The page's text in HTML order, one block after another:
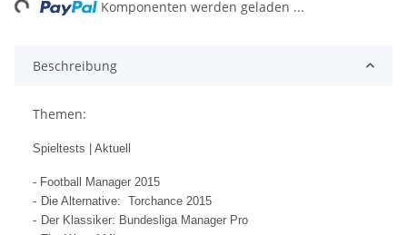
Komponenten werden geladen ...
Beschreibung
Themen:
Spieltests | Aktuell
- Football Manager 2015
- Die Alternative: Torchance 2015
- Der Klassiker: Bundesliga Manager Pro